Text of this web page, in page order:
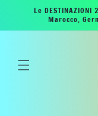
direttamente
ai contenuti
Le
Marocco,